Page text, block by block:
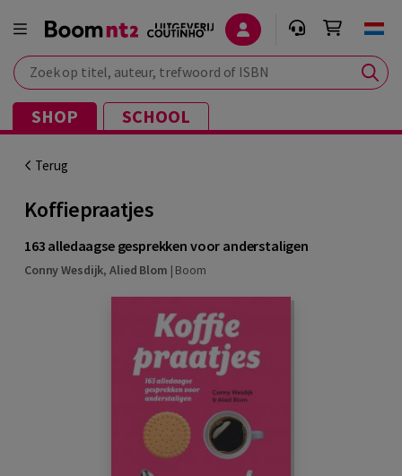
Zoek op titel, auteur, trefwoord of ISBN
SHOP SCHOOL
Terug
Koffiepraatjes
163 alledaagse gesprekken voor anderstaligen
Conny Wesdijk,Alied Blom | Boom